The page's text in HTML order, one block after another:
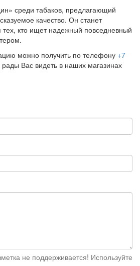
среди табаков, предлагающий
качество. Он станет
кто ищет надежный повседневный
можно получить по телефону +7
Вас видеть в наших магазинах
не поддерживается! Используйте